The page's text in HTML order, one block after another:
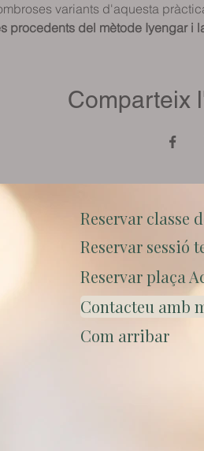
variants d'aquesta
procedents del mètode Iyengar
Comparteix
Reservar classe
Reservar sessió
Contacteu amb
Com arribar
Reservar plaça